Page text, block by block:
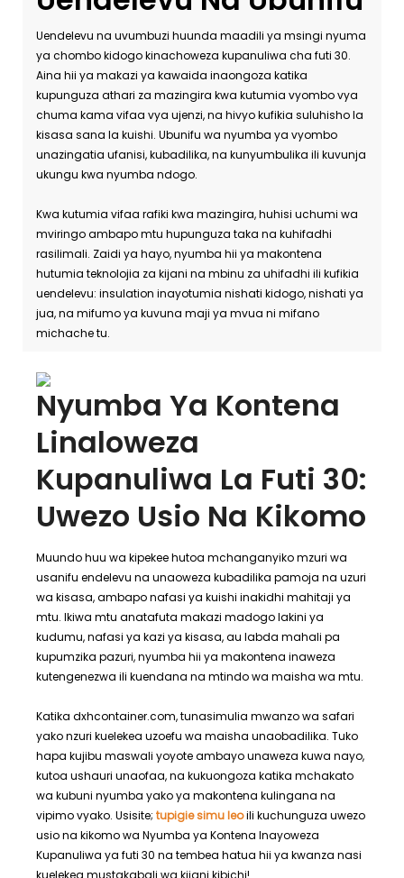
Uendelevu na uvumbuzi huunda maadili ya msingi nyuma
ya chombo kidogo kinachoweza kupanuliwa cha futi 30.
Aina hii ya makazi ya kawaida inaongoza katika
kupunguza athari za mazingira kwa kutumia vyombo vya
chuma kama vifaa vya ujenzi, na hivyo kufikia suluhisho la
kisasa sana la kuishi. Ubunifu wa nyumba ya vyombo
unazingatia ufanisi, kubadilika, na kunyumbulika ili kuvunja
ukungu kwa nyumba ndogo.
Kwa kutumia vifaa rafiki kwa mazingira, huhisi uchumi wa
mviringo ambapo mtu hupunguza taka na kuhifadhi
rasilimali. Zaidi ya hayo, nyumba hii ya makontena
hutumia teknolojia za kijani na mbinu za uhifadhi ili kufikia
uendelevu: insulation inayotumia nishati kidogo, nishati ya
jua, na mifumo ya kuvuna maji ya mvua ni mifano
michache tu.
Nyumba Ya Kontena
Linaloweza
Kupanuliwa La Futi 30:
Uwezo Usio Na Kikomo
Muundo huu wa kipekee hutoa mchanganyiko mzuri wa
usanifu endelevu na unaoweza kubadilika pamoja na uzuri
wa kisasa, ambapo nafasi ya kuishi inakidhi mahitaji ya
mtu. Ikiwa mtu anatafuta makazi madogo lakini ya
kudumu, nafasi ya kazi ya kisasa, au labda mahali pa
kupumzika pazuri, nyumba hii ya makontena inaweza
kutengenezwa ili kuendana na mtindo wa maisha wa mtu.
Katika dxhcontainer.com, tunasimulia mwanzo wa safari
yako nzuri kuelekea uzoefu wa maisha unaobadilika. Tuko
hapa kujibu maswali yoyote ambayo unaweza kuwa nayo,
kutoa ushauri unaofaa, na kukuongoza katika mchakato
wa kubuni nyumba yako ya makontena kulingana na
vipimo vyako. Usisite; tupigie simu leo​​ili kuchunguza uwezo
usio na kikomo wa Nyumba ya Kontena Inayoweza
Kupanuliwa ya futi 30 na tembea hatua hii ya kwanza nasi
kuelekea mustakabali wa kijani kibichi!